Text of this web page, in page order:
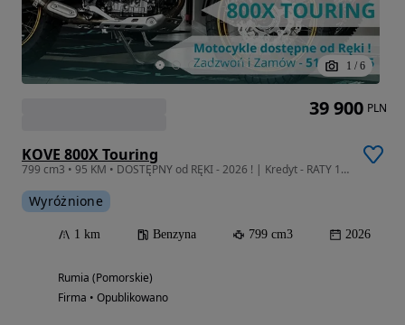
1 / 6
KOVE 800X Touring
799 cm3 • 95 KM • DOSTĘPNY od RĘKI - 2026 ! | Kredyt - RATY 10x 0% !! | Leasing od 102%!
Wyróżnione
1 km Benzyna 799 cm3 2026
Rumia (Pomorskie)
Firma • Opublikowano
39 900 PLN